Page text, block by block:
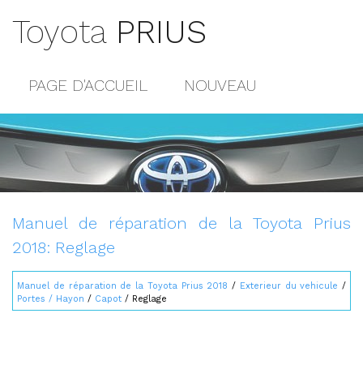
Toyota PRIUS
PAGE D'ACCUEIL NOUVEAU
POPULAIRE
CONTACTS
Manuel de réparation de la Toyota Prius
2018: Reglage
Manuel de réparation de la Toyota Prius 2018 / Exterieur du vehicule /
Portes / Hayon / Capot / Reglage